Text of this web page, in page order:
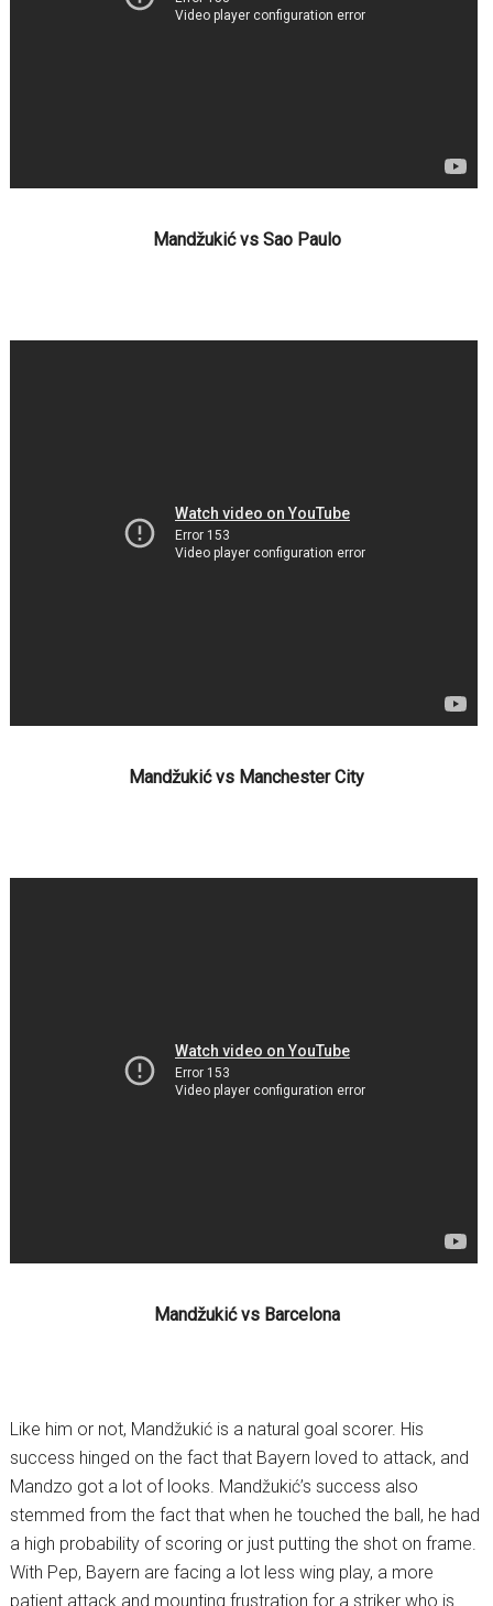
Mandžukić vs Sao Paulo
Mandžukić vs Manchester City
Mandžukić vs Barcelona
Like him or not, Mandžukić is a natural goal scorer. His
success hinged on the fact that Bayern loved to attack, and
Mandzo got a lot of looks. Mandžukić’s success also
stemmed from the fact that when he touched the ball, he had
a high probability of scoring or just putting the shot on frame.
With Pep, Bayern are facing a lot less wing play, a more
patient attack and mounting frustration for a striker who is